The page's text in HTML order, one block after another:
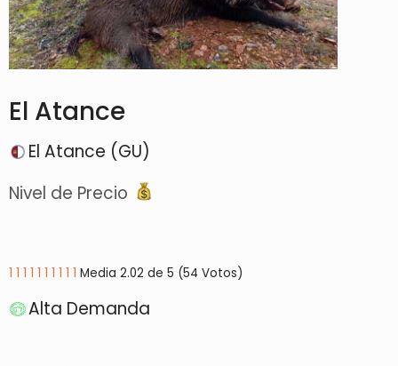
El Atance
El Atance (GU)
Nivel de Precio
1 1 1 1 1 1 1 1 1 1 Media 2.02 de 5 (54 Votos)
Alta Demanda